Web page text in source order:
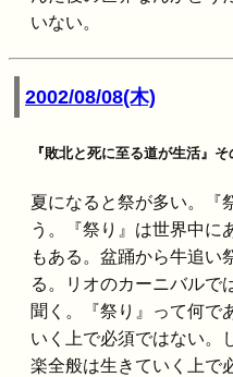
いない。
2002/08/08(木)
『敗北と死に至る道が生活』そ
夏になると祭が多い。『
う。『祭り』は世界中に
もある。盆踊から牛追い
る。リオのカーニバルで
聞く。『祭り』って何で
いく上で必須ではない。
楽全般は生きていく上で